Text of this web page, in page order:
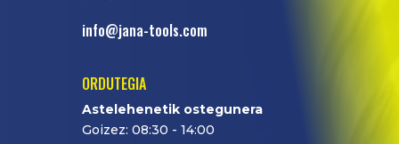
info@jana-tools.com
ORDUTEGIA
Astelehenetik ostegunera
Goizez: 08:30 - 14:00